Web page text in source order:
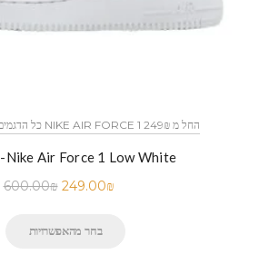
כל הדגמים אייר פורס 1 נייק NIKE AIR FORCE 1 החל מ 249₪
נעלי נייק-Nike Air Force 1 Low White
600.00₪ 249.00₪
בחר מהאפשרויות